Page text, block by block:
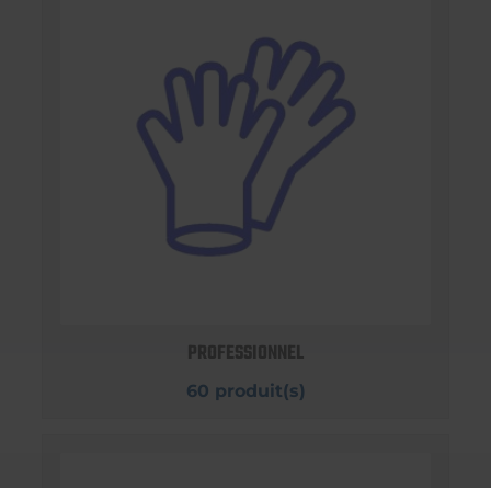
PROFESSIONNEL
60 produit(s)